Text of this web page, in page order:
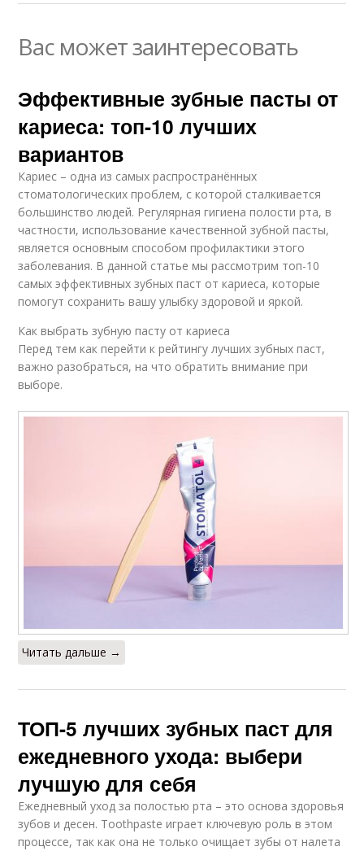
Вас может заинтересовать
Эффективные зубные пасты от
кариеса: топ-10 лучших
вариантов
Кариес – одна из самых распространённых
стоматологических проблем, с которой сталкивается
большинство людей. Регулярная гигиена полости рта, в
частности, использование качественной зубной пасты,
является основным способом профилактики этого
заболевания. В данной статье мы рассмотрим топ-10
самых эффективных зубных паст от кариеса, которые
помогут сохранить вашу улыбку здоровой и яркой.
Как выбрать зубную пасту от кариеса
Перед тем как перейти к рейтингу лучших зубных паст,
важно разобраться, на что обратить внимание при
выборе.
Читать дальше →
ТОП-5 лучших зубных паст для
ежедневного ухода: выбери
лучшую для себя
Ежедневный уход за полостью рта – это основа здоровья
зубов и десен. Toothpaste играет ключевую роль в этом
процессе, так как она не только очищает зубы от налета